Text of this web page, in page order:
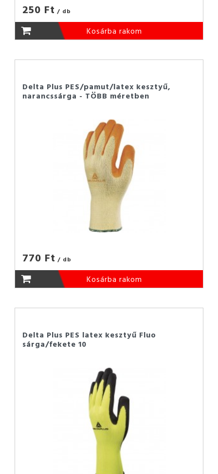
250 Ft / db
Kosárba rakom
Delta Plus PES/pamut/latex kesztyű,
narancssárga - TÖBB méretben
770 Ft / db
Kosárba rakom
Delta Plus PES latex kesztyű Fluo
sárga/fekete 10